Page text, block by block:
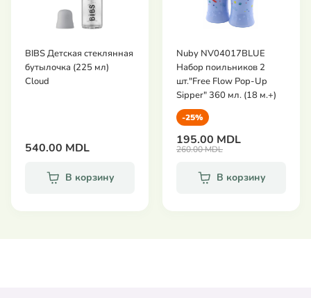
BIBS Детская стеклянная
бутылочка (225 мл)
Cloud
540.00 MDL
В корзину
Nuby NV04017BLUE
Набор поильников 2
шт."Free Flow Pop-Up
Sipper" 360 мл. (18 м.+)
-25%
195.00 MDL
260.00 MDL
В корзину